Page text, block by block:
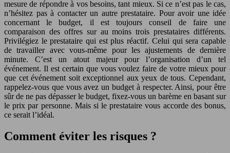
mesure de répondre à vos besoins, tant mieux. Si ce n’est pas le cas,
n’hésitez pas à contacter un autre prestataire. Pour avoir une idée
concernant le budget, il est toujours conseil de faire une
comparaison des offres sur au moins trois prestataires différents.
Privilégiez le prestataire qui est plus réactif. Celui qui sera capable
de travailler avec vous-même pour les ajustements de dernière
minute. C’est un atout majeur pour l’organisation d’un tel
événement. Il est certain que vous voulez faire de votre mieux pour
que cet événement soit exceptionnel aux yeux de tous. Cependant,
rappelez-vous que vous avez un budget à respecter. Ainsi, pour être
sûr de ne pas dépasser le budget, fixez-vous un barème en basant sur
le prix par personne. Mais si le prestataire vous accorde des bonus,
ce serait l’idéal.
Comment éviter les risques ?